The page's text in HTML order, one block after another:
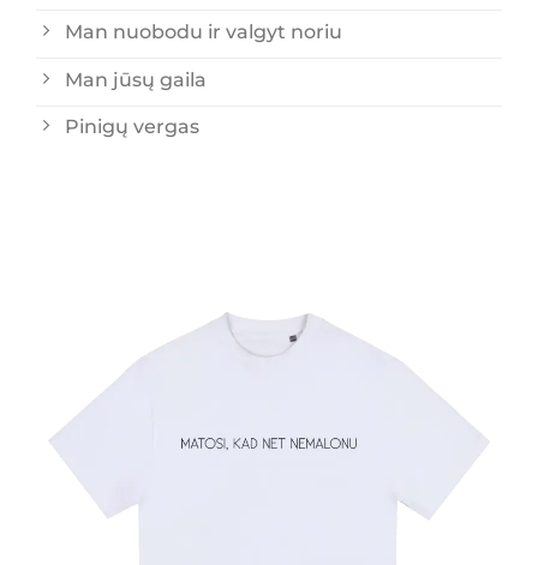
Man nuobodu ir valgyt noriu
Man jūsų gaila
Pinigų vergas